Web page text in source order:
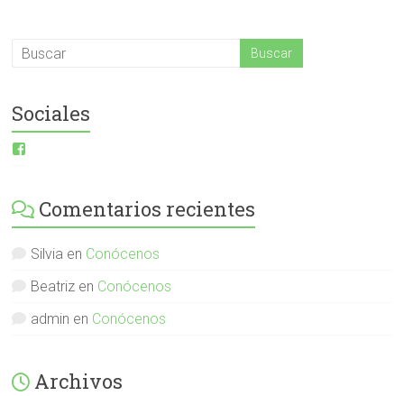
Sociales
English-
Spanish-
379232072254671
en
Facebook
Comentarios recientes
Silvia en Conócenos
Beatriz en Conócenos
admin en Conócenos
Archivos